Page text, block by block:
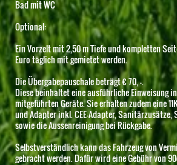
Bad mit WC
Optional:
Ein Vorzelt mit 2,50 m Tiefe und kompletten
Euro täglich mit gemietet werden.
Die Übergabepauschale beträgt € 70, -.
Diese beinhaltet eine ausführliche Einweisung
mitgeführten Geräte. Sie erhalten zudem eine
und Adapter inkl. CEE-Adapter, Sanitärzusätze,
sowie die Aussenreinigung bei Rückgabe.
Selbstverständlich kann das Fahrzeug von
gebracht werden. Dafür wird eine Gebühr von